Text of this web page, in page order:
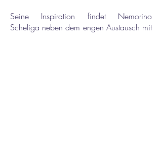
Seine Inspiration findet Nemorino
Scheliga neben dem engen Austausch mit